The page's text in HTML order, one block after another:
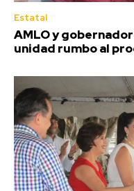
Estatal
AMLO y
unidad rumbo al